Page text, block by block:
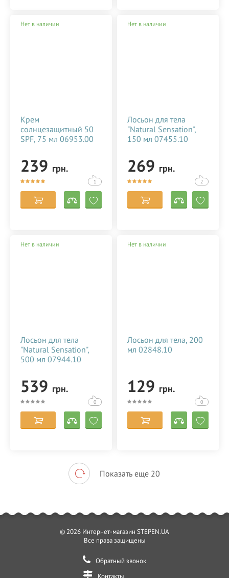
Нет в наличии
Крем
солнцезащитный 50
SPF, 75 мл 06953.00
239 грн.
1
Нет в наличии
Лосьон для тела
"Natural Sensation",
150 мл 07455.10
269 грн.
2
Нет в наличии
Лосьон для тела
"Natural Sensation",
500 мл 07944.10
539 грн.
0
Нет в наличии
Лосьон для тела, 200
мл 02848.10
129 грн.
0
Показать еще 20
© 2026 Интернет-магазин STEPEN.UA
Все права защищены
Обратный звонок
Контакты